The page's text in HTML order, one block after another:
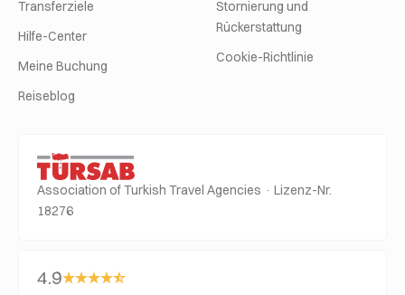
Transferziele
Hilfe-Center
Meine Buchung
Reiseblog
Stornierung und
Rückerstattung
Cookie-Richtlinie
Association of Turkish Travel Agencies · Lizenz-Nr.
18276
4.9